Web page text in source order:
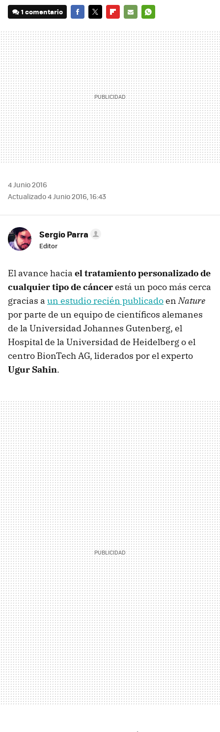
1 comentario
MAIL
4 Junio 2016
Actualizado 4 Junio 2016, 16:43
Sergio Parra
Editor
El avance hacia el tratamiento personalizado de
cualquier tipo de cáncerestá un poco más cerca
gracias a un estudio recién publicadoenNature
por parte de un equipo de científicos alemanes
de la Universidad Johannes Gutenberg, el
Hospital de la Universidad de Heidelberg o el
centro BionTech AG, liderados por el experto
Ugur Sahin.